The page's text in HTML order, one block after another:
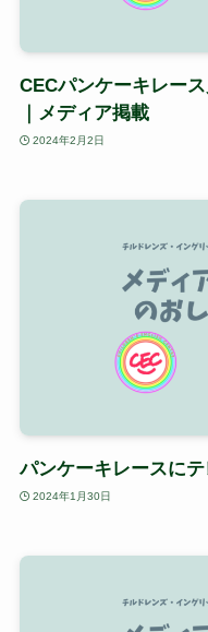
CECパンケーキレー
｜メディア掲載
2024年2月2日
パンケーキレースに
2024年1月30日